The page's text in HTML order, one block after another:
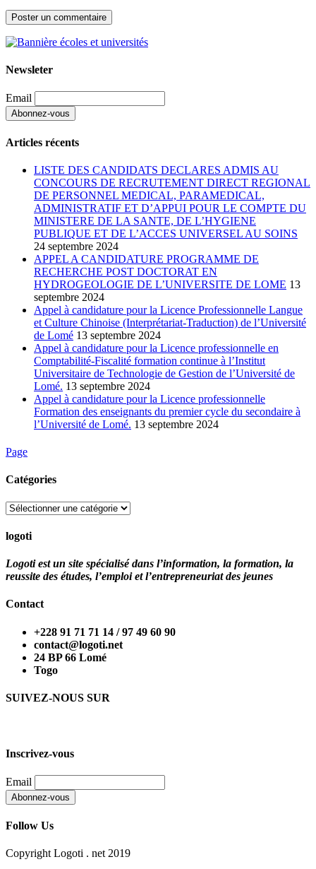
Newsleter
Email
Articles récents
LISTE DES CANDIDATS DECLARES ADMIS AU
CONCOURS DE RECRUTEMENT DIRECT REGIONAL
DE PERSONNEL MEDICAL, PARAMEDICAL,
ADMINISTRATIF ET D’APPUI POUR LE COMPTE DU
MINISTERE DE LA SANTE, DE L’HYGIENE
PUBLIQUE ET DE L’ACCES UNIVERSEL AU SOINS
24 septembre 2024
APPEL A CANDIDATURE PROGRAMME DE
RECHERCHE POST DOCTORAT EN
HYDROGEOLOGIE DE L’UNIVERSITE DE LOME 13
septembre 2024
Appel à candidature pour la Licence Professionnelle Langue
et Culture Chinoise (Interprétariat-Traduction) de l’Université
de Lomé 13 septembre 2024
Appel à candidature pour la Licence professionnelle en
Comptabilité-Fiscalité formation continue à l’Institut
Universitaire de Technologie de Gestion de l’Université de
Lomé. 13 septembre 2024
Appel à candidature pour la Licence professionnelle
Formation des enseignants du premier cycle du secondaire à
l’Université de Lomé. 13 septembre 2024
Page
Catégories
Catégories
logoti
Logoti est un site spécialisé dans l’information, la formation, la
reussite des études, l’emploi et l’entrepreneuriat des jeunes
Contact
+228 91 71 71 14 / 97 49 60 90
contact@logoti.net
24 BP 66 Lomé
Togo
SUIVEZ-NOUS SUR
Inscrivez-vous
Email
Follow Us
Copyright Logoti . net 2019